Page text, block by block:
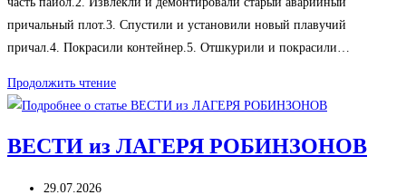
причальный плот.3. Спустили и установили новый плавучий
причал.4. Покрасили контейнер.5. Отшкурили и покрасили…
Продолжить чтениеТрудовые
выходные
ВЕСТИ из ЛАГЕРЯ РОБИНЗОНОВ
Запись
29.07.2026